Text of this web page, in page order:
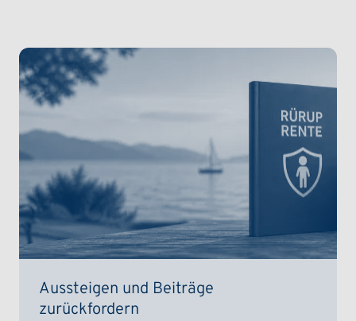
Aussteigen und Beiträge
zurückfordern